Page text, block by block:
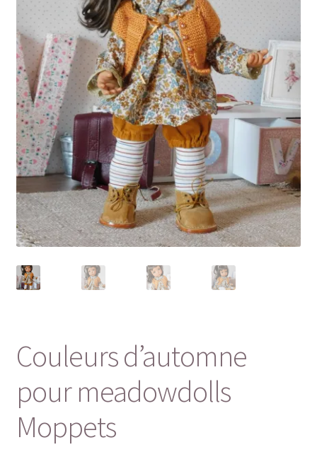
Panier
Politique de confidentialité
Politique de cookies (UE)
Validation de la commande
Couleurs d’automne
pour meadowdolls
Moppets